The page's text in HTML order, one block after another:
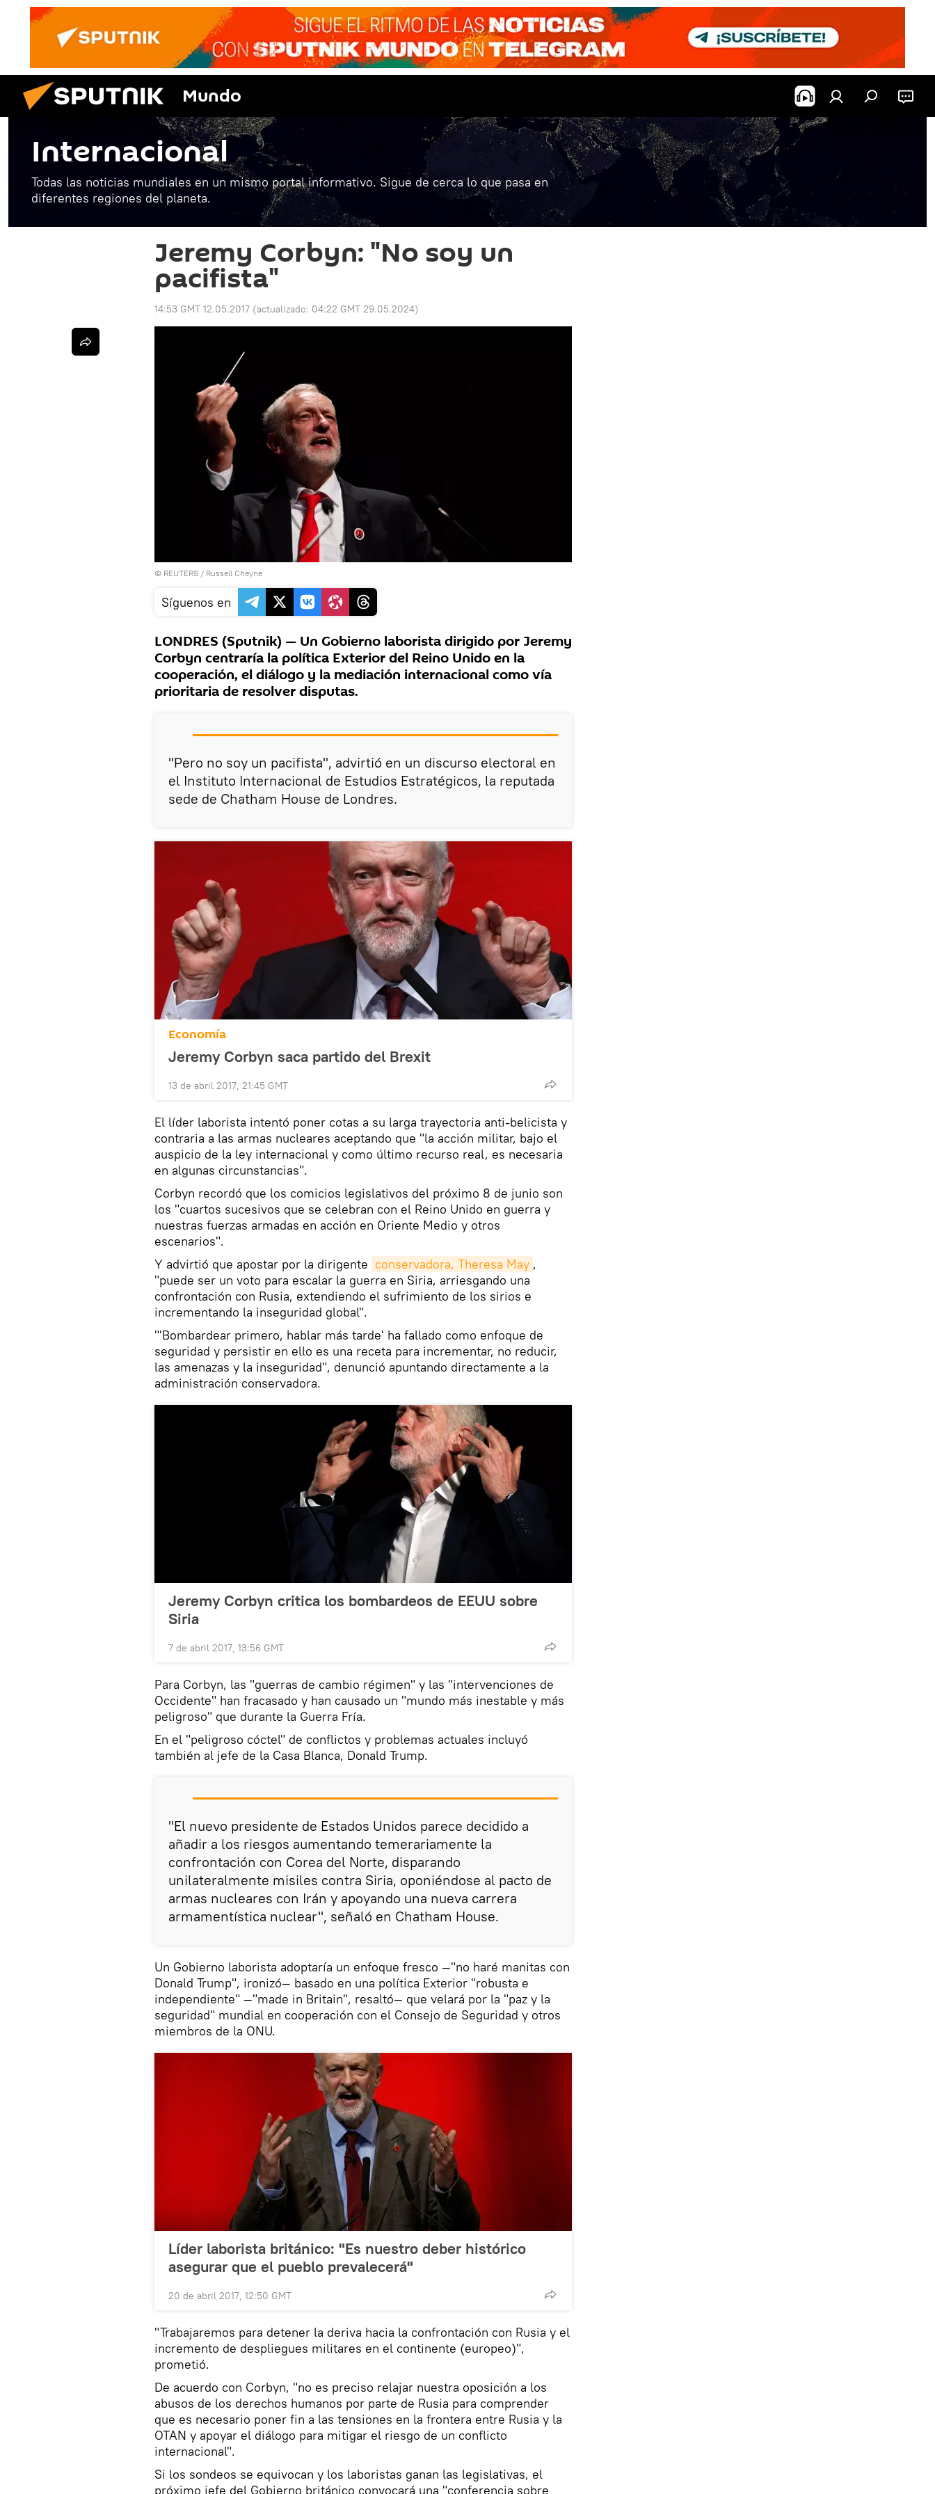
Mundo
Internacional
Todas las noticias mundiales en un mismo portal informativo. Sigue de cerca lo que pasa en
diferentes regiones del planeta.
Jeremy Corbyn: "No soy un
pacifista"
14:53 GMT 12.05.2017 (actualizado: 04:22 GMT 29.05.2024)
© REUTERS / Russell Cheyne
Síguenos en
LONDRES (Sputnik) — Un Gobierno laborista dirigido por Jeremy
Corbyn centraría la política Exterior del Reino Unido en la
cooperación, el diálogo y la mediación internacional como vía
prioritaria de resolver disputas.
"Pero no soy un pacifista", advirtió en un discurso electoral en
el Instituto Internacional de Estudios Estratégicos, la reputada
sede de Chatham House de Londres.
Economía
Jeremy Corbyn saca partido del Brexit
13 de abril 2017, 21:45 GMT
El líder laborista intentó poner cotas a su larga trayectoria anti-belicista y
contraria a las armas nucleares aceptando que "la acción militar, bajo el
auspicio de la ley internacional y como último recurso real, es necesaria
en algunas circunstancias".
Corbyn recordó que los comicios legislativos del próximo 8 de junio son
los "cuartos sucesivos que se celebran con el Reino Unido en guerra y
nuestras fuerzas armadas en acción en Oriente Medio y otros
escenarios".
Y advirtió que apostar por la dirigente conservadora, Theresa May ,
"puede ser un voto para escalar la guerra en Siria, arriesgando una
confrontación con Rusia, extendiendo el sufrimiento de los sirios e
incrementando la inseguridad global".
"'Bombardear primero, hablar más tarde' ha fallado como enfoque de
seguridad y persistir en ello es una receta para incrementar, no reducir,
las amenazas y la inseguridad", denunció apuntando directamente a la
administración conservadora.
Jeremy Corbyn critica los bombardeos de EEUU sobre
Siria
7 de abril 2017, 13:56 GMT
Para Corbyn, las "guerras de cambio régimen" y las "intervenciones de
Occidente" han fracasado y han causado un "mundo más inestable y más
peligroso" que durante la Guerra Fría.
En el "peligroso cóctel" de conflictos y problemas actuales incluyó
también al jefe de la Casa Blanca, Donald Trump.
"El nuevo presidente de Estados Unidos parece decidido a
añadir a los riesgos aumentando temerariamente la
confrontación con Corea del Norte, disparando
unilateralmente misiles contra Siria, oponiéndose al pacto de
armas nucleares con Irán y apoyando una nueva carrera
armamentística nuclear", señaló en Chatham House.
Un Gobierno laborista adoptaría un enfoque fresco —"no haré manitas con
Donald Trump", ironizó— basado en una política Exterior "robusta e
independiente" —"made in Britain", resaltó— que velará por la "paz y la
seguridad" mundial en cooperación con el Consejo de Seguridad y otros
miembros de la ONU.
Líder laborista británico: "Es nuestro deber histórico
asegurar que el pueblo prevalecerá"
20 de abril 2017, 12:50 GMT
"Trabajaremos para detener la deriva hacia la confrontación con Rusia y el
incremento de despliegues militares en el continente (europeo)",
prometió.
De acuerdo con Corbyn, "no es preciso relajar nuestra oposición a los
abusos de los derechos humanos por parte de Rusia para comprender
que es necesario poner fin a las tensiones en la frontera entre Rusia y la
OTAN y apoyar el diálogo para mitigar el riesgo de un conflicto
internacional".
Si los sondeos se equivocan y los laboristas ganan las legislativas, el
próximo jefe del Gobierno británico convocará una "conferencia sobre